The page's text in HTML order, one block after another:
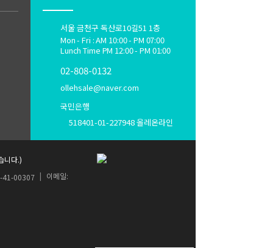
서울 금천구 독산로10길51 1층
Mon - Fri : AM 10:00 - PM 07:00
Lunch Time PM 12:00 - PM 01:00
02-808-0132
ollehsale@naver.com
국민은행
518401-01-227948 올레온라인
니다.)
41-00307 | 이메일: